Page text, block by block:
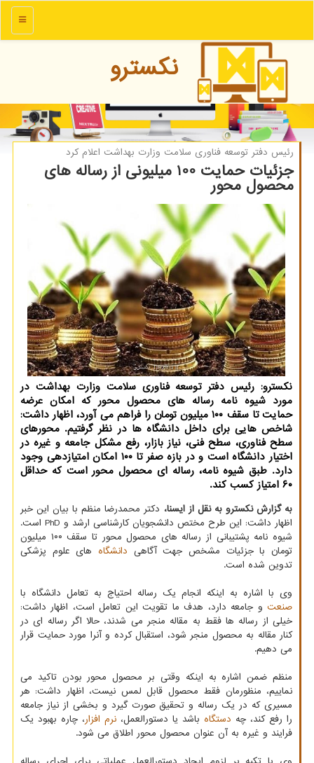
منو
نكسترو
رئیس دفتر توسعه فناوری سلامت وزارت بهداشت اعلام كرد
جزئیات حمایت 100 میلیونی از رساله های
محصول محور
نکسترو: رئیس دفتر توسعه فناوری سلامت وزارت بهداشت در
مورد شیوه نامه رساله های محصول محور که امکان عرضه
حمایت تا سقف ۱۰۰ میلیون تومان را فراهم می آورد، اظهار داشت:
شاخص هایی برای داخل دانشگاه ها در نظر گرفتیم. محورهای
سطح فناوری، سطح فنی، نیاز بازار، رفع مشکل جامعه و غیره در
اختیار دانشگاه است و در بازه صفر تا ۱۰۰ امکان امتیازدهی وجود
دارد. طبق شیوه نامه، رساله ای محصول محور است که حداقل
۶۰ امتیاز کسب کند.
به گزارش نکسترو به نقل از ایسنا، دکتر محمدرضا منظم با بیان این خبر
اظهار داشت: این طرح مختص دانشجویان کارشناسی ارشد و PhD است.
شیوه نامه پشتیبانی از رساله های محصول محور تا سقف ۱۰۰ میلیون
تومان با جزئیات مشخص جهت آگاهی دانشگاه های علوم پزشکی
تدوین شده است.
وی با اشاره به اینکه انجام یک رساله احتیاج به تعامل دانشگاه با
صنعت و جامعه دارد، هدف ما تقویت این تعامل است، اظهار داشت:
خیلی از رساله ها فقط به مقاله منجر می شدند، حالا اگر رساله ای در
کنار مقاله به محصول منجر شود، استقبال کرده و آنرا مورد حمایت قرار
می دهیم.
منظم ضمن اشاره به اینکه وقتی بر محصول محور بودن تاکید می
نماییم، منظورمان فقط محصول قابل لمس نیست، اظهار داشت: هر
مسیری که در یک رساله و تحقیق صورت گیرد و بخشی از نیاز جامعه
را رفع کند، چه دستگاه باشد یا دستورالعمل، نرم افزار، چاره بهبود یک
فرایند و غیره به آن عنوان محصول محور اطلاق می شود.